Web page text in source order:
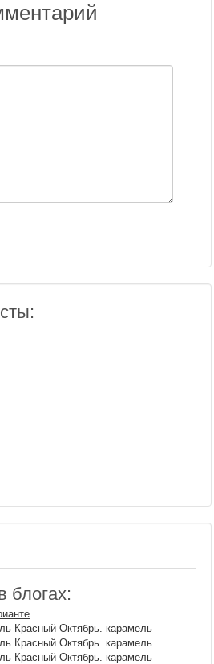
блогах:
Красный Октябрь. карамель
Красный Октябрь. карамель
Красный Октябрь. карамель